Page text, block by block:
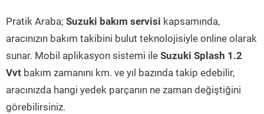
Pratik Araba; Suzuki bakım servisi kapsamında,
aracınızın bakım takibini bulut teknolojisiyle online olarak
sunar. Mobil aplikasyon sistemi ile Suzuki Splash 1.2
Vvt bakım zamanını km. ve yıl bazında takip edebilir,
aracınızda hangi yedek parçanın ne zaman değiştiğini
görebilirsiniz.